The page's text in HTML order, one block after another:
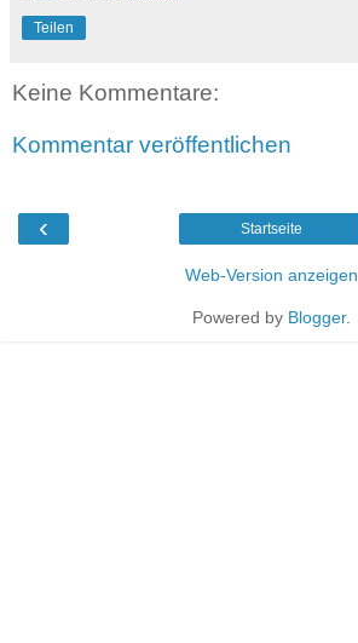
Teilen
Keine Kommentare:
Kommentar veröffentlichen
‹ Startseite
Web-Version anzeigen
Powered by Blogger.